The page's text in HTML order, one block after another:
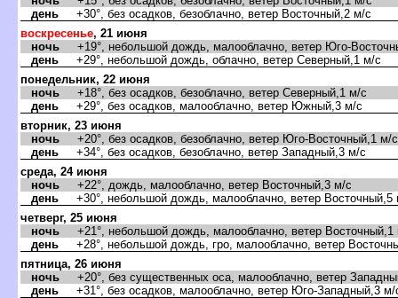
день +30°, без осадков, безоблачно, ветер Восточный,2 м/с
оскресенье, 21 июня
ночь +19°, небольшой дождь, малооблачно, ветер Юго-
день +29°, небольшой дождь, облачно, ветер Северный,1 м/с
понедельник, 22 июня
ночь +18°, без осадков, безоблачно, ветер Северный,1 м/с
день +29°, без осадков, малооблачно, ветер Южный,3 м/с
торник, 23 июня
ночь +20°, без осадков, безоблачно, ветер Юго-Восточный,1 м/с
день +34°, без осадков, безоблачно, ветер Западный,3 м/с
среда, 24 июня
ночь +22°, дождь, малооблачно, ветер Восточный,3 м/с
день +30°, небольшой дождь, малооблачно, ветер Восточный,5
четверг, 25 июня
ночь +21°, небольшой дождь, малооблачно, ветер Восточный,1
день +28°, небольшой дождь, гро, малооблачно, ветер
пятница, 26 июня
ночь +20°, без существенных оса, малооблачно, ветер
день +31°, без осадков, малооблачно, ветер Юго-Западный,3 м/